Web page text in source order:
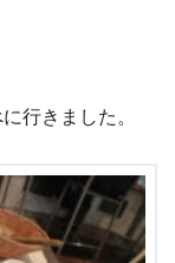
行きました。